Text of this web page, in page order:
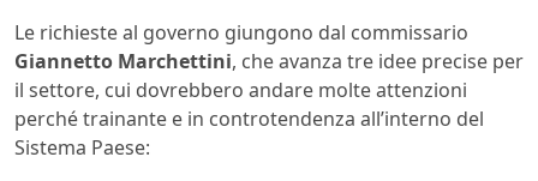
Le richieste al governo giungono dal commissario
Giannetto Marchettini, che avanza tre idee precise per
il settore, cui dovrebbero andare molte attenzioni
perché trainante e in controtendenza all’interno del
Sistema Paese: